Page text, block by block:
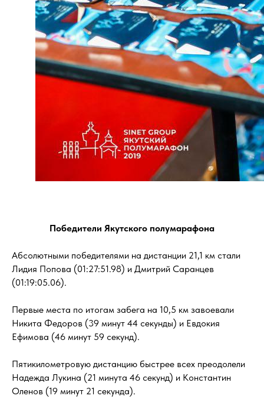
Победители Якутского полумарафона
Абсолютными победителями на дистанции 21,1 км стали
Лидия Попова (01:27:51.98) и Дмитрий Саранцев
(01:19:05.06).
Первые места по итогам забега на 10,5 км завоевали
Никита Федоров (39 минут 44 секунды) и Евдокия
Ефимова (46 минут 59 секунд).
Пятикилометровую дистанцию быстрее всех преодолели
Надежда Лукина (21 минута 46 секунд) и Константин
Оленов (19 минут 21 секунда).